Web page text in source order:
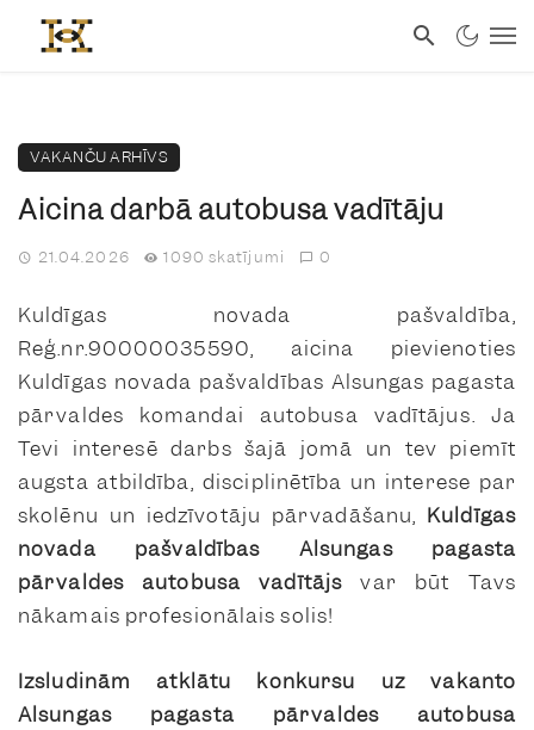
VAKANČU ARHĪVS
Aicina darbā autobusa vadītāju
21.04.2026 1090 skatījumi 0
Kuldīgas novada pašvaldība,
Reģ.nr.90000035590, aicina pievienoties
Kuldīgas novada pašvaldības Alsungas pagasta
pārvaldes komandai autobusa vadītājus. Ja
Tevi interesē darbs šajā jomā un tev piemīt
augsta atbildība, disciplinētība un interese par
skolēnu un iedzīvotāju pārvadāšanu, Kuldīgas
novada pašvaldības Alsungas pagasta
pārvaldes autobusa vadītājs var būt Tavs
nākamais profesionālais solis!
Izsludinām atklātu konkursu uz
vakanto
Alsungas pagasta pārvaldes autobusa